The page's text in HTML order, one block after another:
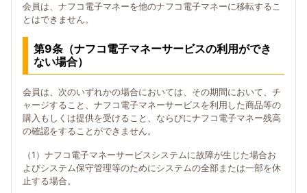
会員は、ナフコ電子マネーを他のナフコ電子マネーに移転するこ
とはできません。
第9条（ナフコ電子マネーサービスの利用ができ
ない場合）
会員は、次のいずれかの場合においては、その期間において、チ
ャージすること、ナフコ電子マネーサービスを利用した商品等の
購入もしくは提供を受けること、ならびにナフコ電子マネー残高
の確認をすることができません。
（1）ナフコ電子マネーサービスシステムに故障が生じた場合お
よびシステム保守管理等のためにシステムの全部または一部を休
止する場合。